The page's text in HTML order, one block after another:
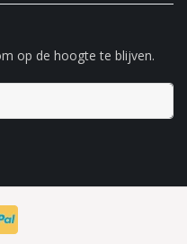
op de hoogte te blijven.